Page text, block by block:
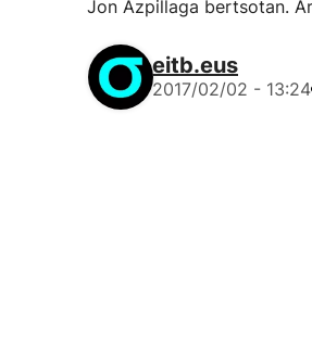
Jon Azpillaga bertsotan.
eitb.eus
2017/02/02 - 13:24